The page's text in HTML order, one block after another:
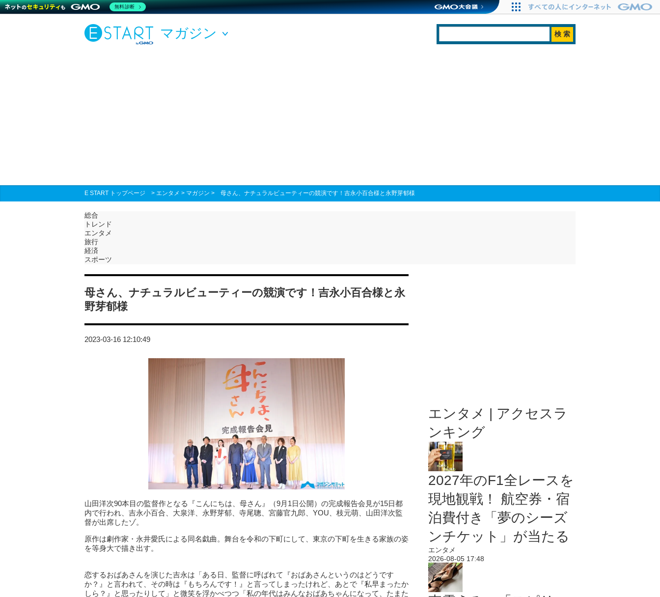
マガジン
E START トップページ > エンタメ > マガジン > 母さん、ナチュラルビューティーの競演です！吉永小百合様と永野芽郁様
総合
トレンド
エンタメ
旅行
経済
スポーツ
母さん、ナチュラルビューティーの競演です！吉永小百合様と永
野芽郁様
2023-03-16 12:10:49
山田洋次90本目の監督作となる『こんにちは、母さん』（9月1日公開）の完成報告会見が15日都
内で行われ、吉永小百合、大泉洋、永野芽郁、寺尾聰、宮藤官九郎、YOU、枝元萌、山田洋次監
督が出席したゾ。
原作は劇作家・永井愛氏による同名戯曲。舞台を令和の下町にして、東京の下町を生きる家族の姿
を等身大で描き出す。
恋するおばあさんを演じた吉永は「ある日、監督に呼ばれて『おばあさんというのはどうです
か？』と言われて、その時は『もちろんです！』と言ってしまったけれど、あとで『私早まったか
しら？』と思ったりして」と微笑を浮かべつつ「私の年代はみんなおばあちゃんになって、たまた
エンタメ | アクセスラ
ンキング
2027年のF1全レースを
現地観戦！ 航空券・宿
泊費付き「夢のシーズ
ンチケット」が当たる
エンタメ
2026-08-05 17:48
無料診断